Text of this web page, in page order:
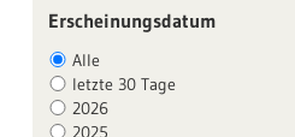
Erscheinungsdatum
Alle
letzte 30 Tage
2026
2025